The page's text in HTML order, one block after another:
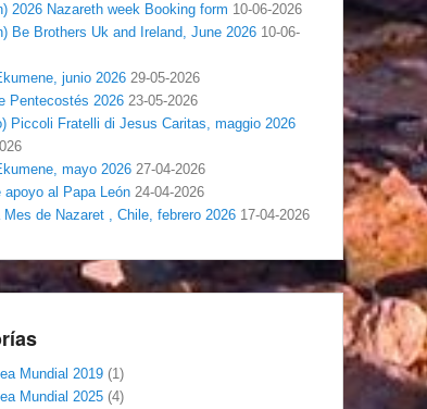
2026 Nazareth week Booking form 10-06-2026
Be Brothers Uk and Ireland, June 2026 10-06-
junio 2026 29-05-2026
Pentecostés 2026 23-05-2026
Piccoli Fratelli di Jesus Caritas, maggio 2026
mayo 2026 27-04-2026
apoyo al Papa León 24-04-2026
Mes de Nazaret , Chile, febrero 2026 17-04-2026
Mundial 2019 (1)
Mundial 2025 (4)